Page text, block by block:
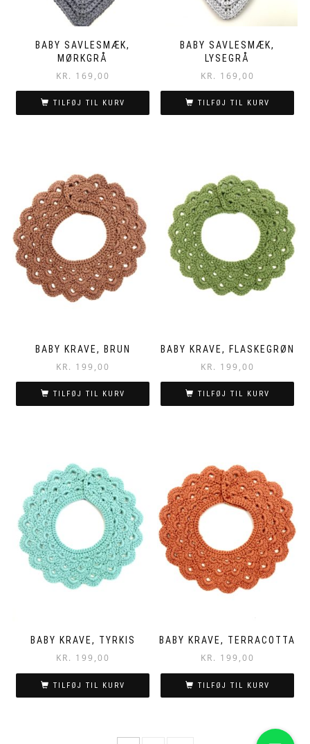
BABY SAVLESMÆK,
MØRKGRÅ
KR. 169,00
TILFØJ TIL KURV
BABY SAVLESMÆK,
LYSEGRÅ
KR. 169,00
TILFØJ TIL KURV
BABY KRAVE, BRUN
KR. 199,00
TILFØJ TIL KURV
BABY KRAVE, FLASKEGRØN
KR. 199,00
TILFØJ TIL KURV
BABY KRAVE, TYRKIS
KR. 199,00
TILFØJ TIL KURV
BABY KRAVE, TERRACOTTA
KR. 199,00
TILFØJ TIL KURV